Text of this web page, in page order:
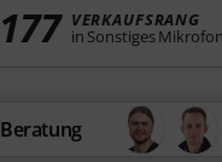
177 VERKAUFSRANG
in Sonstiges
Beratung